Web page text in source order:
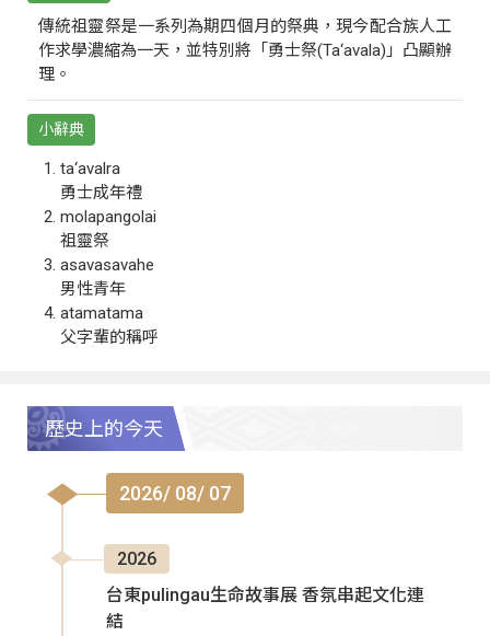
傳統祖靈祭是一系列為期四個月的祭典，現今配合族人工
作求學濃縮為一天，並特別將「勇士祭(Ta‘avala)」凸顯辦
理。
小辭典
ta‘avalra
勇士成年禮
molapangolai
祖靈祭
asavasavahe
男性青年
atamatama
父字輩的稱呼
歷史上的今天
2026/ 08/ 07
2026
台東pulingau生命故事展 香氛串起文化連
結